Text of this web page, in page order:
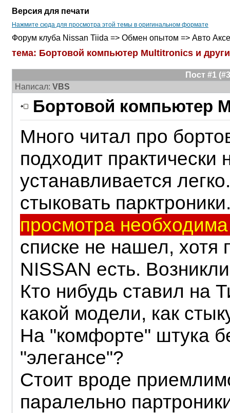
Версия для печати
Нажмите сюда для просмотра этой темы в оригинальном формате
Форум клуба Nissan Tiida => Обмен опытом => Авто
тема: Бортовой компьютер Multitronics и
Пост #1
Написал: VBS
Бортовой компьютер
Много читал про
подходит
устанавливается
стыковать
просмотра
списке не нашел, хотя
NISSAN есть.
Кто нибудь ставил на
какой модели, как
На "комфорте" штука
"элегансе"?
Стоит вроде
паралельно